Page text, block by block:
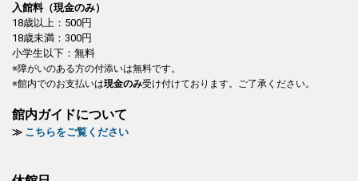
入館料（現金のみ）
18歳以上：500円
18歳未満：300円
小学生以下：無料
※障がいのある方の付添いは無料です。
※館内でのお支払いは現金のみ受け付けております。ご了承ください。
館内ガイドについて
≫ こちらをご覧ください